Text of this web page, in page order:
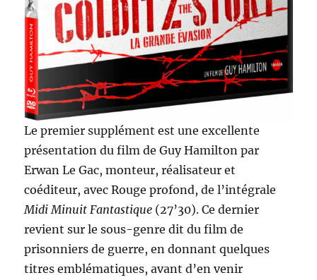
Le premier supplément est une excellente
présentation du film de Guy Hamilton par
Erwan Le Gac, monteur, réalisateur et
coéditeur, avec Rouge profond, de l’intégrale
Midi Minuit Fantastique (27’30). Ce dernier
revient sur le sous-genre dit du film de
prisonniers de guerre, en donnant quelques
titres emblématiques, avant d’en venir